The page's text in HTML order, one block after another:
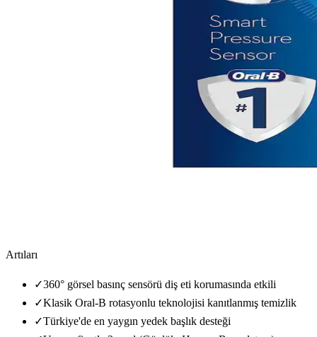
Artıları
✓360° görsel basınç sensörü diş eti korumasında etkili
✓Klasik Oral-B rotasyonlu teknolojisi kanıtlanmış temizlik
✓Türkiye'de en yaygın yedek başlık desteği